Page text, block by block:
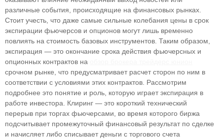
различные события, происходящие на финансовых рынках.
Стоит учесть, что даже самые сильные колебания цены в срок
экспирации фьючерсов и опционов могут лишь временно
повлиять на стоимость базовых инструментов. Таким образом,
экспирация — это окончание срока действия фьючерсных и
опционных контрактов на
срочном рынке, что предусматривает расчет сторон по ним в
соответствии с условиями этих контрактов. Рассмотрим
подробнее это понятие и роль, которую играет экспирация в
работе инвестора. Клиринг — это короткий технический
перерыв при торгах фьючерсами, во время которого биржа
подсчитывает промежуточный финансовый результат по сделке
и начисляет либо списывает деньги с торгового счета